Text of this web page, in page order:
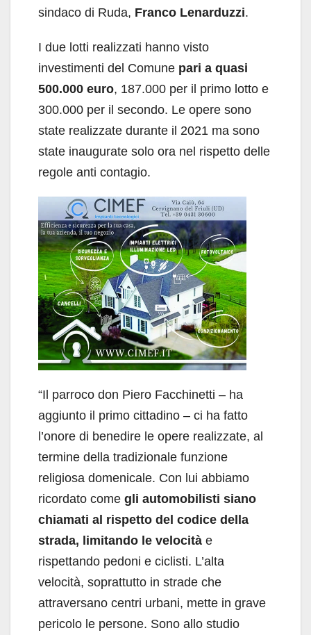
sindaco di Ruda, Franco Lenarduzzi.
I due lotti realizzati hanno visto
investimenti del Comune pari a quasi
500.000 euro, 187.000 per il primo lotto e
300.000 per il secondo. Le opere sono
state realizzate durante il 2021 ma sono
state inaugurate solo ora nel rispetto delle
regole anti contagio.
“Il parroco don Piero Facchinetti – ha
aggiunto il primo cittadino – ci ha fatto
l’onore di benedire le opere realizzate, al
termine della tradizionale funzione
religiosa domenicale. Con lui abbiamo
ricordato come gli automobilisti siano
chiamati al rispetto del codice della
strada, limitando le velocità e
rispettando pedoni e ciclisti. L’alta
velocità, soprattutto in strade che
attraversano centri urbani, mette in grave
pericolo le persone. Sono allo studio